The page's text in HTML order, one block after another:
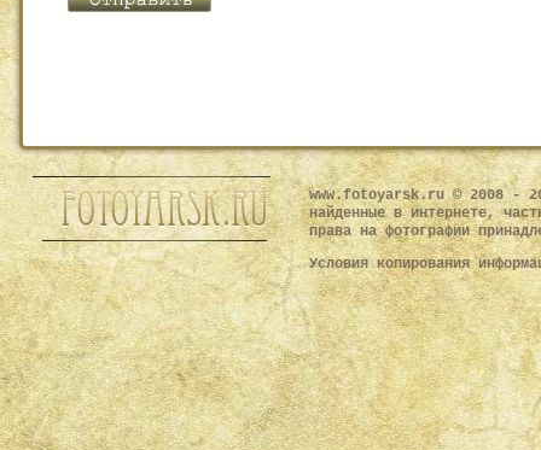
www.fotoyarsk.ru © 2008 -
найденные в интернете,
права на фотографии
Условия копирования